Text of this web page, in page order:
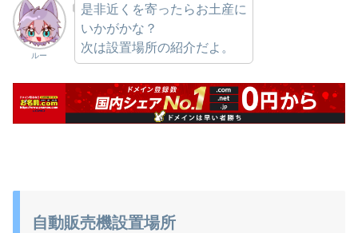
ルー
是非近くを寄ったらお土産に
いかがかな？
次は設置場所の紹介だよ。
自動販売機設置場所